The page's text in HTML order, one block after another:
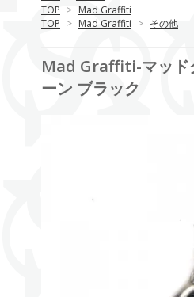
TOP > Mad Graffiti
TOP > Mad Graffiti > その他
Mad Graffiti-マッド
ーン ブラック